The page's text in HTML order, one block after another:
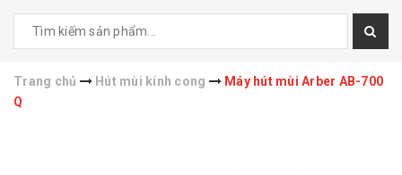
Trang chủ Hút mùi kính cong
Máy hút mùi Arber AB-700
Q